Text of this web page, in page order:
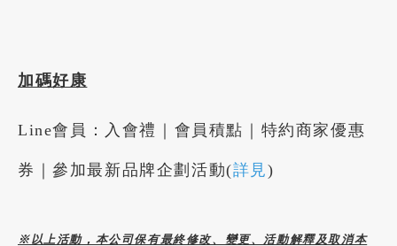
加碼好康
Line會員：入會禮｜會員積點｜特約商家優惠
券｜參加最新品牌企劃活動(詳見)
※以上活動，本公司保有最終修改、變更、活動解釋及取消本